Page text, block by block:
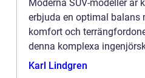
Moderna SUV-modeller är
erbjuda en optimal balans
komfort och
denna komplexa
specifika utmaningar för
Karl Lindgren